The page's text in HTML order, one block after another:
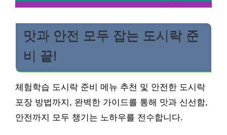
맛과 안전 모두 잡는 도시락 준
비 끝!
체험학습 도시락 준비 메뉴 추천 및 안전한 도시락
포장 방법까지, 완벽한 가이드를 통해 맛과 신선함,
안전까지 모두 챙기는 노하우를 전수합니다.